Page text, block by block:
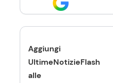
Aggiungi
UltimeNotizieFlash
alle